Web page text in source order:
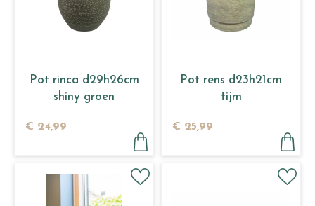
Pot rinca d29h26cm
shiny groen
€ 24,99
Pot rens d23h21cm
tijm
€ 25,99